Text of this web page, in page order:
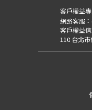
客戶權益
網路客服：
客戶權益信
110 台北